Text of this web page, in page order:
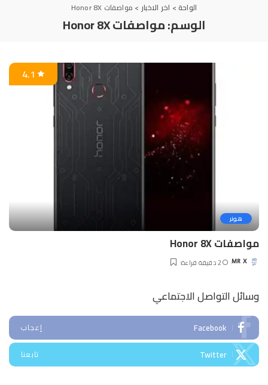
الواحة > اخر الاخبار > مواصفات Honor 8X
الوسم:مواصفات Honor 8X
هونر
4.1
مواصفات Honor 8X
Posted
MR X 2 دقيقة قراءة
وسائل التواصل الاجتماعي
Facebook إعجاب
Twitter تابعنا